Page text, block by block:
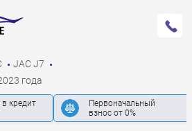
JAC J7
года
кредит
Первоначальный
взнос от 0%